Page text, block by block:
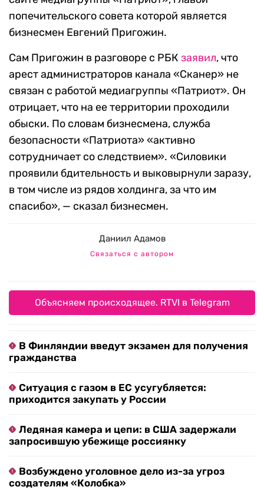
попечительского совета которой является
бизнесмен Евгений Пригожин.
Сам Пригожин в разговоре с РБК заявил, что
арест администраторов канала «Сканер» не
связан с работой медиагруппы «Патриот». Он
отрицает, что на ее территории проходили
обыски. По словам бизнесмена, служба
безопасности «Патриота» «активно
сотрудничает со следствием». «Силовики
проявили бдительность и выковырнули заразу,
в том числе из рядов холдинга, за что им
спасибо», — сказал бизнесмен.
Даниил Адамов
Связаться с автором
Объясняем происходящее. RTVI в Telegram
В Финляндии введут экзамен для получения
гражданства
Ситуация с газом в ЕС усугубляется:
приходится закупать у России
Ледяная камера и цепи: в США задержали
запросившую убежище россиянку
Возбуждено уголовное дело из-за угроз
создателям «Колобка»